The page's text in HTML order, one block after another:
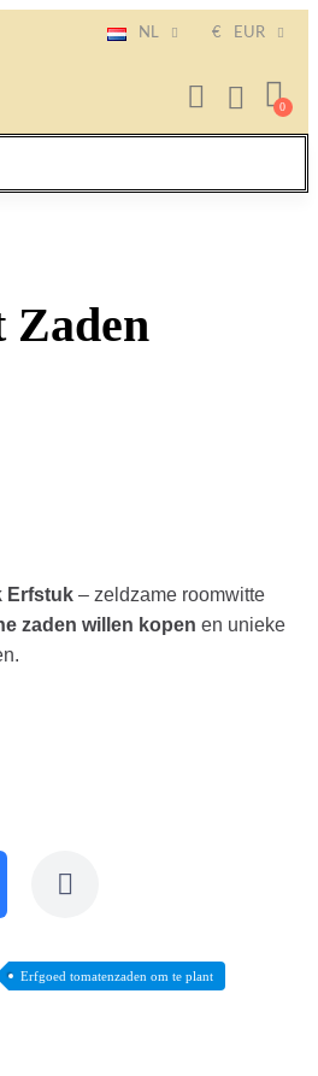
NL € EUR
Zaden
Erfstuk – zeldzame roomwitte
zaden willen kopen en unieke
Erfgoed tomatenzaden om te plant